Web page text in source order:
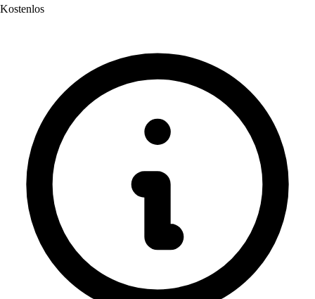
Kostenlos